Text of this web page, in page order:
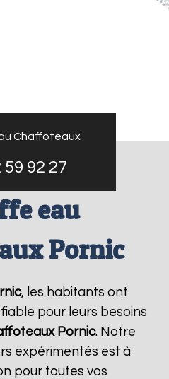
Chaffoteaux
59 92 27
eau
Pornic
, les habitants ont
pour leurs besoins
Pornic. Notre
expérimentés est à
pour toutes vos